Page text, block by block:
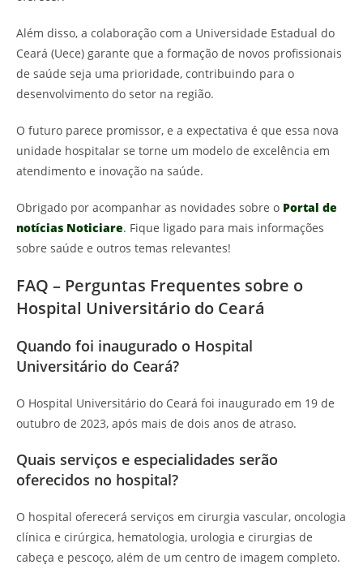
Além disso, a colaboração com a Universidade Estadual do
Ceará (Uece) garante que a formação de novos profissionais
de saúde seja uma prioridade, contribuindo para o
desenvolvimento do setor na região.
O futuro parece promissor, e a expectativa é que essa nova
unidade hospitalar se torne um modelo de excelência em
atendimento e inovação na saúde.
Obrigado por acompanhar as novidades sobre o Portal de
notícias Noticiare. Fique ligado para mais informações
sobre saúde e outros temas relevantes!
FAQ – Perguntas Frequentes sobre o
Hospital Universitário do Ceará
Quando foi inaugurado o Hospital
Universitário do Ceará?
O Hospital Universitário do Ceará foi inaugurado em 19 de
outubro de 2023, após mais de dois anos de atraso.
Quais serviços e especialidades serão
oferecidos no hospital?
O hospital oferecerá serviços em cirurgia vascular, oncologia
clínica e cirúrgica, hematologia, urologia e cirurgias de
cabeça e pescoço, além de um centro de imagem completo.